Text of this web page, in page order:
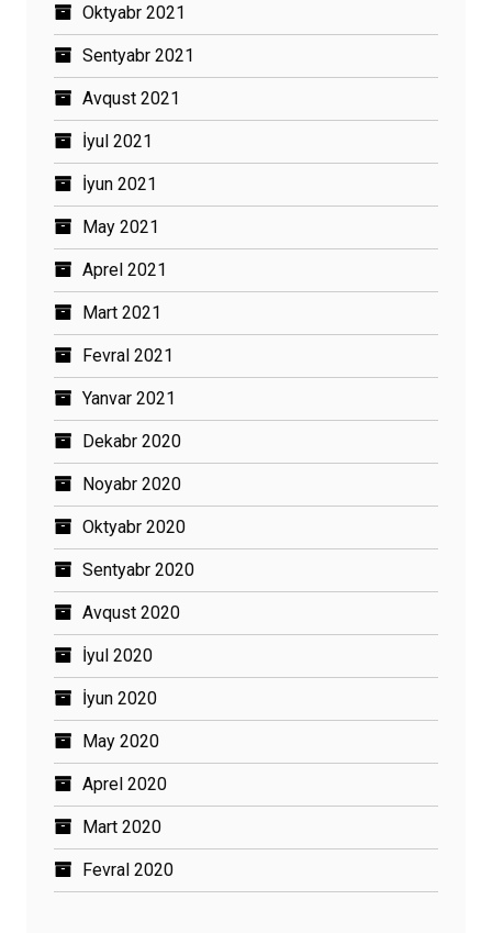
Oktyabr 2021
Sentyabr 2021
Avqust 2021
İyul 2021
İyun 2021
May 2021
Aprel 2021
Mart 2021
Fevral 2021
Yanvar 2021
Dekabr 2020
Noyabr 2020
Oktyabr 2020
Sentyabr 2020
Avqust 2020
İyul 2020
İyun 2020
May 2020
Aprel 2020
Mart 2020
Fevral 2020